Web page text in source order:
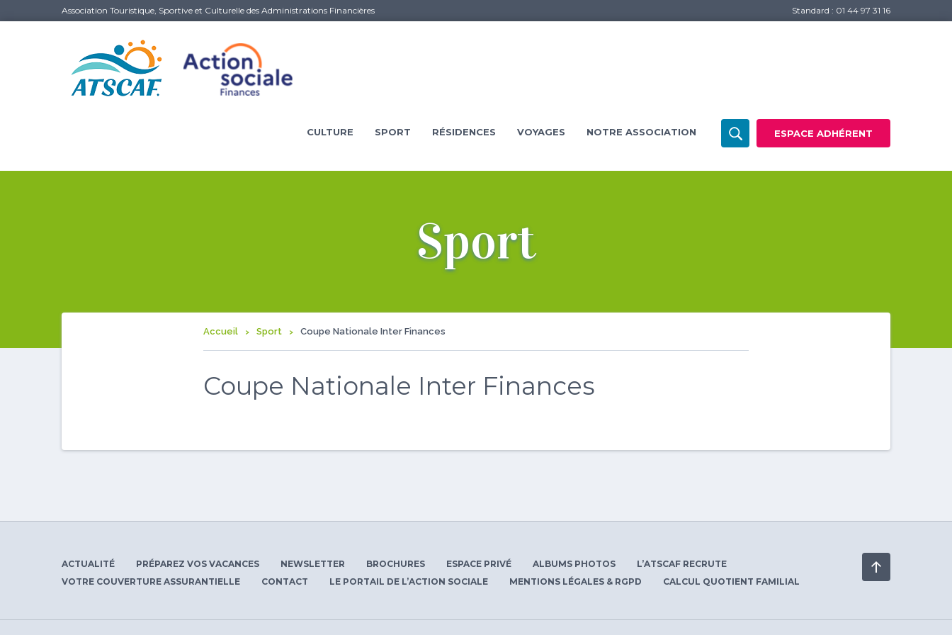
Association Touristique, Sportive et Culturelle des Administrations Financières Standard : 01 44 97 31 16
CULTURE SPORT RÉSIDENCES VOYAGES NOTRE ASSOCIATION ESPACE ADHÉRENT
Sport
Accueil Sport Coupe Nationale Inter Finances
Coupe Nationale Inter Finances
ACTUALITÉ PRÉPAREZ VOS VACANCES NEWSLETTER BROCHURES ESPACE PRIVÉ ALBUMS PHOTOS
L’ATSCAF RECRUTE
VOTRE COUVERTURE ASSURANTIELLE
CONTACT LE PORTAIL DE L’ACTION SOCIALE MENTIONS LÉGALES & RGPD CALCUL QUOTIENT FAMILIAL